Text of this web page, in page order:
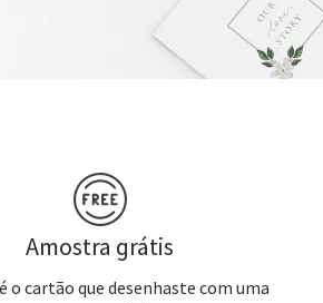
Amostra grátis
o cartão que desenhaste com uma